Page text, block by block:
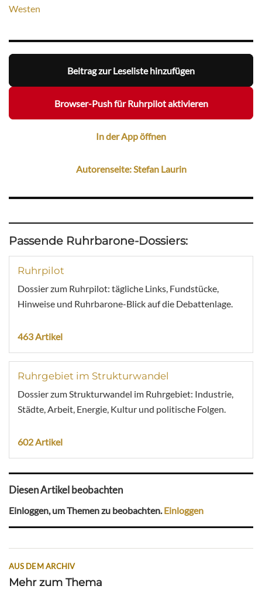
Westen
Beitrag zur Leseliste hinzufügen
Browser-Push für Ruhrpilot aktivieren
In der App öffnen
Autorenseite: Stefan Laurin
Passende Ruhrbarone-Dossiers:
Ruhrpilot
Dossier zum Ruhrpilot: tägliche Links, Fundstücke,
Hinweise und Ruhrbarone-Blick auf die Debattenlage.
463 Artikel
Ruhrgebiet im Strukturwandel
Dossier zum Strukturwandel im Ruhrgebiet: Industrie,
Städte, Arbeit, Energie, Kultur und politische Folgen.
602 Artikel
Diesen Artikel beobachten
Einloggen, um Themen zu beobachten.Einloggen
AUS DEM ARCHIV
Mehr zum Thema